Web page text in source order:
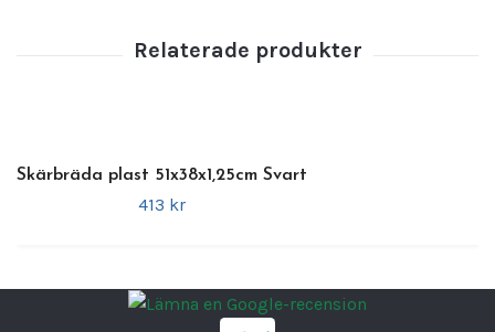
och hemmakökdär hållbarhet och stor yta är
Skärbräda plast 51x38x1,25cm Svart
413 kr